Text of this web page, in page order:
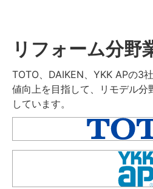
リフォーム分野
TOTO、DAIKEN、YKK APの3
値向上を目指して、リモデル
しています。